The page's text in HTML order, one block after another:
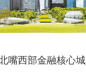
嘴西部金融核心城